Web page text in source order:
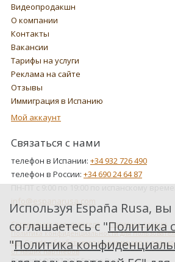
Видеопродакшн
О компании
Контакты
Вакансии
Тарифы на услуги
Реклама на сайте
Отзывы
Иммиграция в Испанию
Мой аккаунт
Связаться с нами
телефон в Испании: +34 932 726 490
телефон в России: +34 690 24 64 87
ПН-ПТ с 9:00 по 19:00 по испанскому
info@espanarusa.com
Соглашение пользователя
Политика cookies
Политика конфиденциальности для
Как Google обрабатывает информацию о
от наших партнеров
Используя España Rusa, вы
соглашаетесь с "Политика
"Политика